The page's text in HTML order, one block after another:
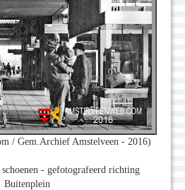
/ Gem.Archief Amstelveen - 2016)
- gefotografeerd richting
Buitenplein